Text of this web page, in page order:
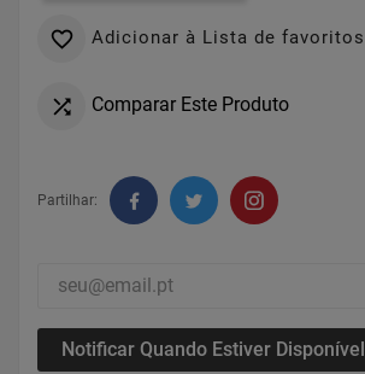
 Adicionar à Lista de favoritos
 Comparar Este Produto
Partilhar:
Notificar Quando Estiver Disponível